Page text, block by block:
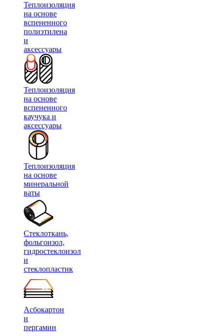
Теплоизоляция
на основе
вспененного
полиэтилена
и
аксессуары
Теплоизоляция
на основе
вспененного
каучука и
аксессуары
Теплоизоляция
на основе
минеральной
ваты
Стеклоткань,
фольгоизол,
гидростеклоизол
и
стеклопластик
Асбокартон
и
пергамин